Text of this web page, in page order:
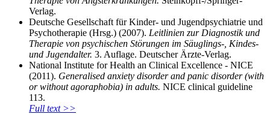
Verlag.
Deutsche Gesellschaft für Kinder- und Jugendpsychiatrie und
Psychotherapie (Hrsg.) (2007). Leitlinien zur Diagnostik und
Therapie von psychischen Störungen im Säuglings-, Kindes-
und Jugendalter. 3. Auflage. Deutscher Ärzte-Verlag.
National Institute for Health an Clinical Excellence - NICE
(2011). Generalised anxiety disorder and panic disorder (with
or without agoraphobia) in adults. NICE clinical guideline
113.
Full text >>